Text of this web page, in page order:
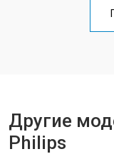
Другие
Philips